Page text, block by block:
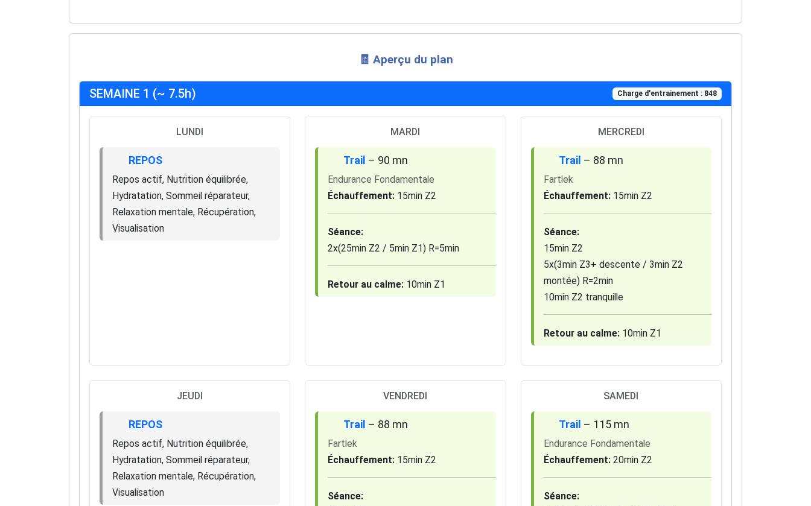
🧾 Aperçu du plan
SEMAINE 1 (~ 7.5h) Charge d'entrainement : 848
LUNDI
REPOS
Repos actif, Nutrition équilibrée,
Hydratation, Sommeil réparateur,
Relaxation mentale, Récupération,
Visualisation
MARDI
Trail – 90 mn
Endurance Fondamentale
Échauffement: 15min Z2
Séance:
2x(25min Z2 / 5min Z1) R=5min
Retour au calme: 10min Z1
MERCREDI
Trail – 88 mn
Fartlek
Échauffement:15min Z2
Séance:
15min Z2
5x(3min Z3+ descente / 3min Z2
montée) R=2min
10min Z2 tranquille
Retour au calme:10min Z1
JEUDI
REPOS
Repos actif, Nutrition équilibrée,
Hydratation, Sommeil réparateur,
Relaxation mentale, Récupération,
Visualisation
VENDREDI
Trail – 88 mn
Fartlek
Échauffement: 15min Z2
Séance:
SAMEDI
Trail – 115 mn
Endurance Fondamentale
Échauffement:20min Z2
Séance: